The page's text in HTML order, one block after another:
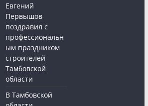
Евгений
Первышов
поздравил с
профессиональн
ым праздником
строителей
Тамбовской
области
В Тамбовской